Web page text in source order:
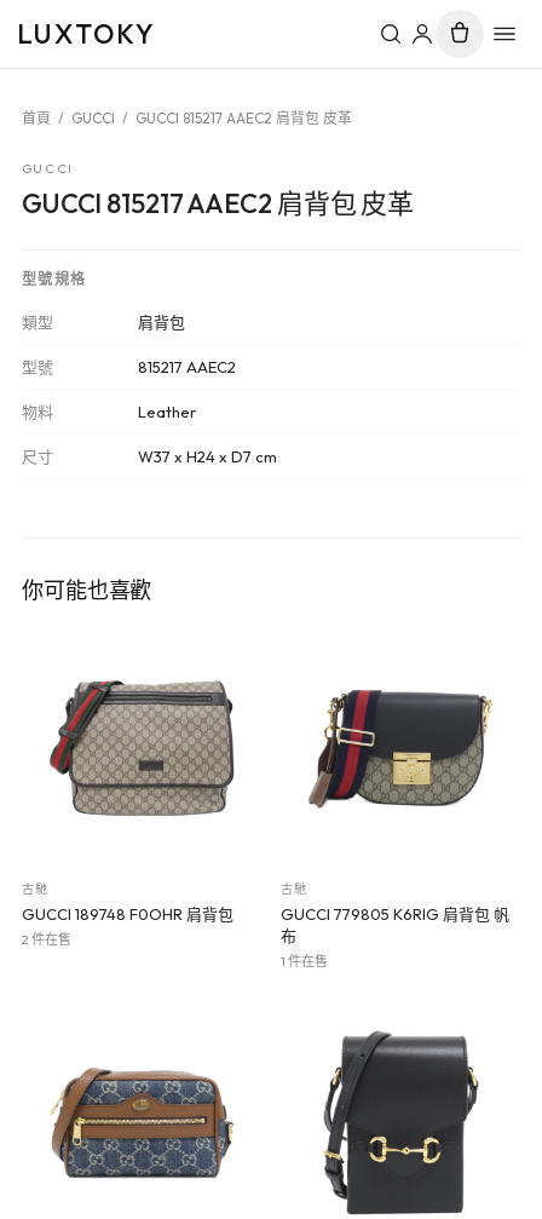
LUXTOKY
首頁 / GUCCI / GUCCI 815217 AAEC2 肩背包 皮革
GUCCI
GUCCI 815217 AAEC2 肩背包 皮革
型號規格
類型 肩背包
型號 815217 AAEC2
物料 Leather
尺寸 W37 x H24 x D7 cm
你可能也喜歡
古馳
GUCCI 189748 F0OHR 肩背包
2 件在售
古馳
GUCCI 779805 K6RIG 肩背包 帆
布
1 件在售